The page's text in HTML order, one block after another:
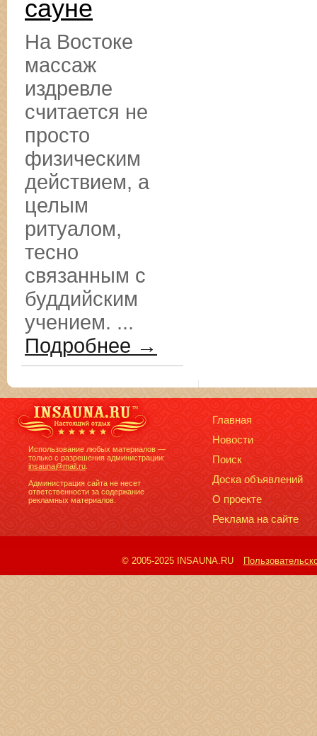
сауне
На Востоке
массаж
издревле
считается не
просто
физическим
действием, а
целым
ритуалом,
тесно
связанным с
буддийским
учением. ...
Подробнее →
Использование любых материалов —
только с разрешения администрации:
insauna@mail.ru
Администрация сайта не несет
ответственности за содержание
рекламных материалов.
Главная
Новости
Поиск
Доска объявлений
О проекте
Реклама на сайте
© 2005-2025 INSAUNA.RU